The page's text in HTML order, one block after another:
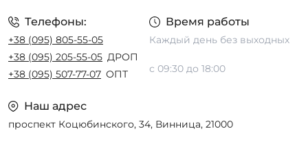
Телефоны:
+38 (095) 805-55-05
+38 (095) 205-55-05 ДРОП
+38 (095) 507-77-07 ОПТ
Время работы
Каждый день без выходных
с 09:30 до 18:00
Наш адрес
проспект Коцюбинского, 34, Винница, 21000